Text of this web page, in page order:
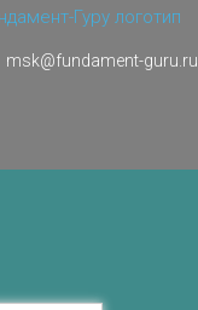
msk@fundament-guru.ru